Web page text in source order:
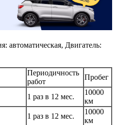
автоматическая, Двигатель:
Периодичность
работ
Пробег
1 раз в 12 мес.
10000
км
1 раз в 12 мес.
10000
км